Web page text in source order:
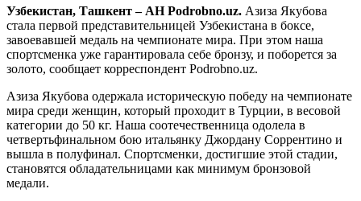
Узбекистан, Ташкент – АН Podrobno.uz. Азиза Якубова
стала первой представительницей Узбекистана в боксе,
завоевавшей медаль на чемпионате мира. При этом наша
спортсменка уже гарантировала себе бронзу, и поборется за
золото, сообщает корреспондент Podrobno.uz.
Азиза Якубова одержала историческую победу на чемпионате
мира среди женщин, который проходит в Турции, в весовой
категории до 50 кг. Наша соотечественница одолела в
четвертьфинальном бою итальянку Джордану Соррентино и
вышла в полуфинал. Спортсменки, достигшие этой стадии,
становятся обладательницами как минимум бронзовой
медали.